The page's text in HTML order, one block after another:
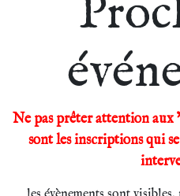
Ne pas prêter attention
sont les inscriptions qui